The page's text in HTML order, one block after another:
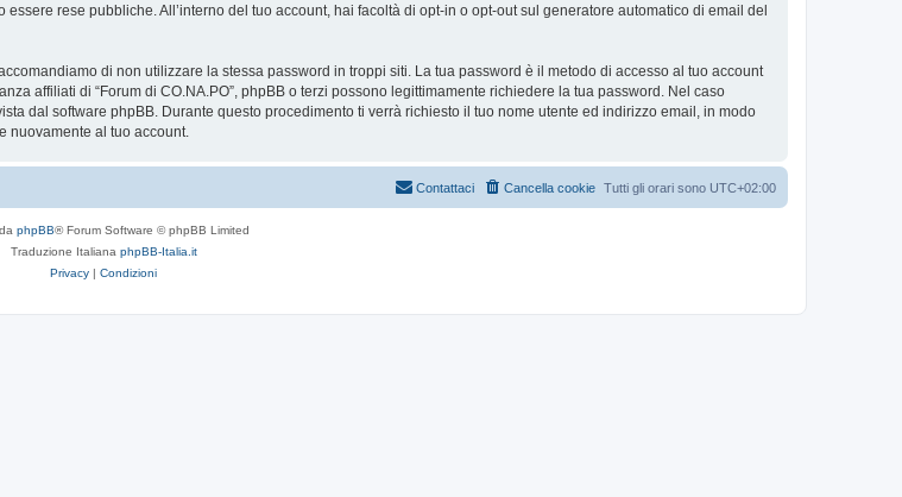
rese pubbliche. All’interno del tuo account, hai facoltà di opt-in o opt-out sul generatore automatico di email del
di non utilizzare la stessa password in troppi siti. La tua password è il metodo di accesso al tuo account
affiliati di “Forum di CO.NA.PO”, phpBB o terzi possono legittimamente richiedere la tua password. Nel caso
dal software phpBB. Durante questo procedimento ti verrà richiesto il tuo nome utente ed indirizzo email, in modo
nuovamente al tuo account.
Tutti gli orari sono UTC+02:00
Cancella cookie
Contattaci
phpBB® Forum Software © phpBB Limited
Traduzione Italiana phpBB-Italia.it
Privacy | Condizioni